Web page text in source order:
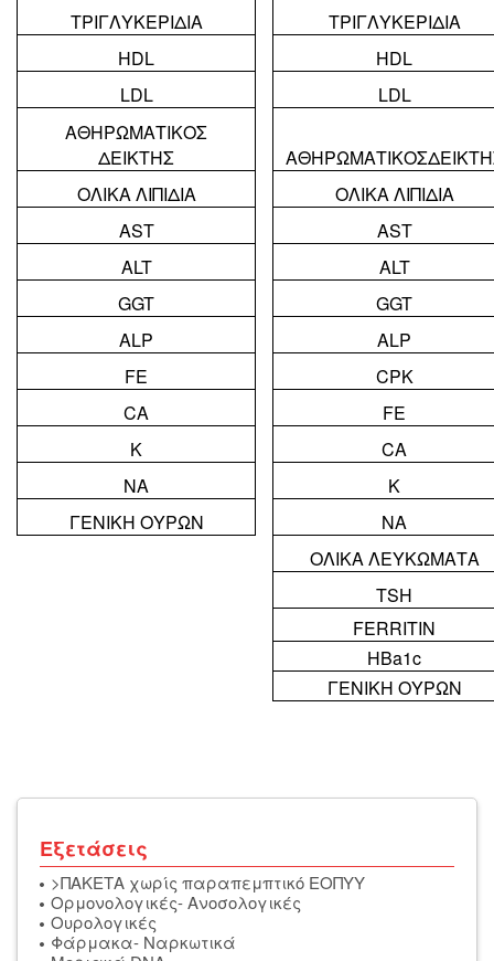
ΤΡΙΓΛΥΚΕΡΙΔΙΑ
ΤΡΙΓΛΥΚΕΡΙΔΙΑ
HDL
HDL
LDL
LDL
ΑΘΗΡΩΜΑΤΙΚΟΣ
ΔΕΙΚΤΗΣ
ΑΘΗΡΩΜΑΤΙΚΟΣ
ΟΛΙΚΑ ΛΙΠΙΔΙΑ
ΟΛΙΚΑ ΛΙΠΙΔΙΑ
AST
AST
ALT
ALT
GGT
GGT
ALP
ALP
FE
CPK
CA
FE
K
CA
NA
K
ΓΕΝΙΚΗ ΟΥΡΩΝ
NA
ΟΛΙΚΑ ΛΕΥΚΩΜAΤΑ
TSH
FERRITIN
HBa1c
ΓΕΝΙΚΗ ΟΥΡΩΝ
Εξετάσεις
>ΠΑΚΕΤΑ χωρίς παραπεμπτικό ΕΟΠΥΥ
Ορμονολογικές- Ανοσολογικές
Oυρολογικές
Φάρμακα- Ναρκωτικά